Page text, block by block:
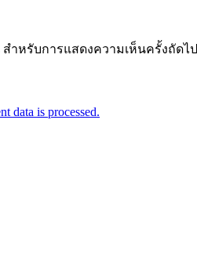
ำหรับการแสดงความเห็นครั้งถัดไป
data is processed.